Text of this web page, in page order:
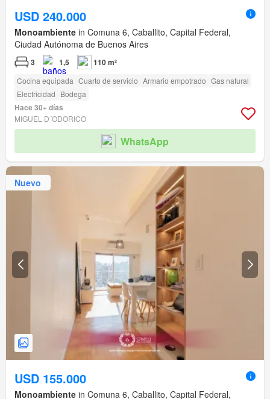
USD 240.000
Monoambiente in Comuna 6, Caballito, Capital Federal,
Ciudad Autónoma de Buenos Aires
3 1,5 110 m²
Cocina equipada Cuarto de servicio Armario empotrado Gas natural
Electricidad Bodega
Hace 30+ días
MIGUEL D´ODORICO
WhatsApp
Nuevo
USD 155.000
Monoambiente in Comuna 6, Caballito, Capital Federal,